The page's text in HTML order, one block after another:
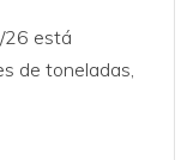
26 está
de toneladas,